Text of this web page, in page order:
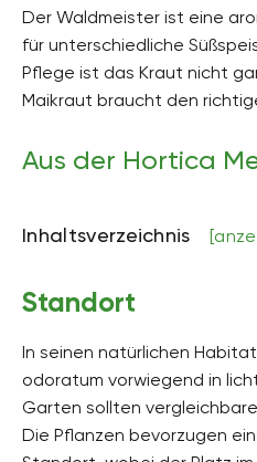
weiss
Standort
Schatten, Halbschatten
Bodenart
Bodenfeuchte
mäßig feucht, frisch
Der Waldmeister ist eine
für unterschiedliche
Pflege ist das Kraut nicht
Maikraut braucht den
Aus der Hortica
Inhaltsverzeichnis
Standort
In seinen natürlichen
odoratum vorwiegend in
Garten sollten
Die Pflanzen bevorzugen